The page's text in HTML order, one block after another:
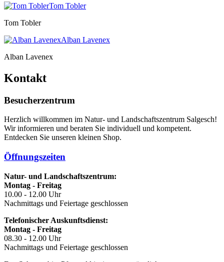
Tom Tobler
Tom Tobler
Alban Lavenex
Alban Lavenex
Kontakt
Besucherzentrum
Herzlich willkommen im Natur- und Landschaftszentrum Salgesch!
Wir informieren und beraten Sie individuell und kompetent.
Entdecken Sie unseren kleinen Shop.
Öffnungszeiten
Natur- und Landschaftszentrum:
Montag - Freitag
10.00 - 12.00 Uhr
Nachmittags und Feiertage geschlossen
Telefonischer Auskunftsdienst:
Montag - Freitag
08.30 - 12.00 Uhr
Nachmittags und Feiertage geschlossen